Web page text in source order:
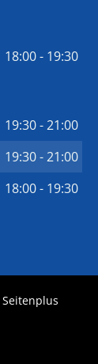
18:00 - 19:30
19:30 - 21:00
19:30 - 21:00
18:00 - 19:30
Seitenplus